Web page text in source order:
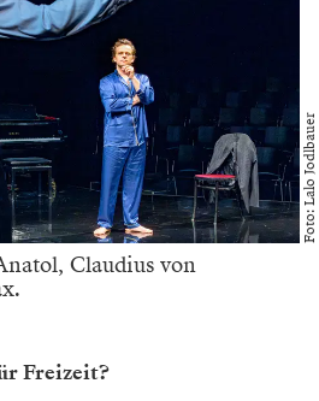
Foto: Lalo Jodlbauer
Claudius von
Freizeit?